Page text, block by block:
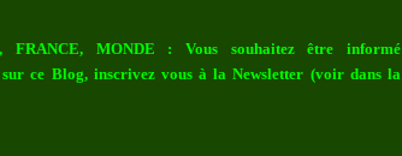
FRANCE, MONDE : Vous souhaitez être informé
ce Blog, inscrivez vous à la Newsletter (voir dans la